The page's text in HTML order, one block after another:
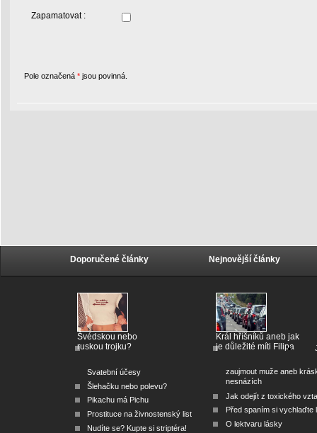
Zapamatovat :
Pole označená * jsou povinná.
Doporučené články
Švédskou nebo
ruskou trojku?
Svatební účesy
Šlehačku nebo polevu?
Pikachu má Pichu
Prostituce na živnostenský list
Nudíte se? Kupte si striptéra!
Nejnovější články
Král hříšníků aneb jak
je důležité míti Filipa
zaujmout muže aneb
nesnázích
Jak odejít z toxického
Před spaním si vychlaďte
O lektvaru lásky